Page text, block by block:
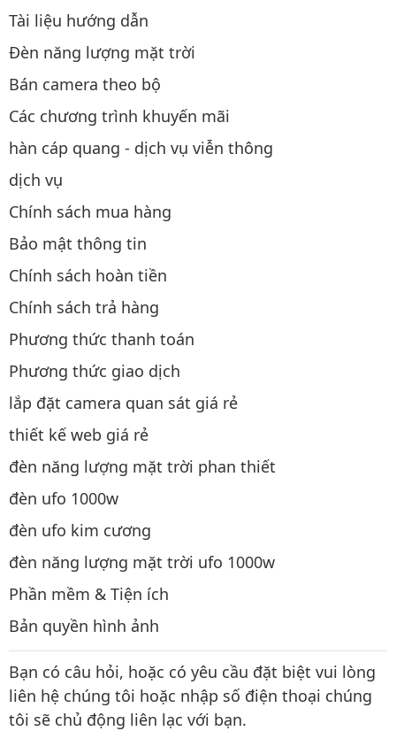
Tài liệu hướng dẫn
Đèn năng lượng mặt trời
Bán camera theo bộ
Các chương trình khuyến mãi
hàn cáp quang - dịch vụ viễn thông
dịch vụ
Chính sách mua hàng
Bảo mật thông tin
Chính sách hoàn tiền
Chính sách trả hàng
Phương thức thanh toán
Phương thức giao dịch
lắp đặt camera quan sát giá rẻ
thiết kế web giá rẻ
đèn năng lượng mặt trời phan thiết
đèn ufo 1000w
đèn ufo kim cương
đèn năng lượng mặt trời ufo 1000w
Phần mềm & Tiện ích
Bản quyền hình ảnh
Bạn có câu hỏi, hoặc có yêu cầu đặt biệt vui lòng
liên hệ chúng tôi hoặc nhập số điện thoại chúng
tôi sẽ chủ động liên lạc với bạn.